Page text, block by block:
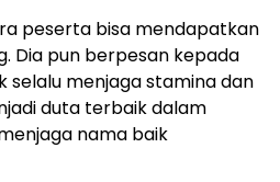
peserta bisa mendapatkan
Dia pun berpesan kepada
selalu menjaga stamina dan
duta terbaik dalam
nama baik